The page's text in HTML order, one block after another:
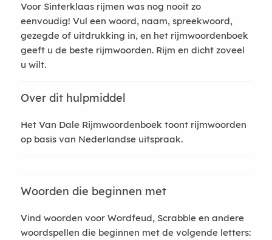
Voor Sinterklaas rijmen was nog nooit zo
eenvoudig! Vul een woord, naam, spreekwoord,
gezegde of uitdrukking in, en het rijmwoordenboek
geeft u de beste rijmwoorden. Rijm en dicht zoveel
u wilt.
Over dit hulpmiddel
Het Van Dale Rijmwoordenboek toont rijmwoorden
op basis van Nederlandse uitspraak.
Woorden die beginnen met
Vind woorden voor Wordfeud, Scrabble en andere
woordspellen die beginnen met de volgende letters: